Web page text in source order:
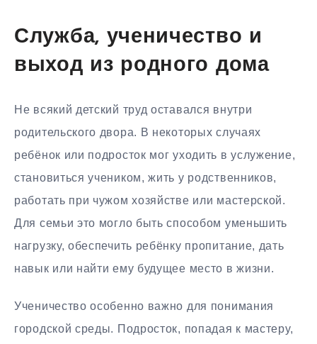
Служба, ученичество и
выход из родного дома
Не всякий детский труд оставался внутри
родительского двора. В некоторых случаях
ребёнок или подросток мог уходить в услужение,
становиться учеником, жить у родственников,
работать при чужом хозяйстве или мастерской.
Для семьи это могло быть способом уменьшить
нагрузку, обеспечить ребёнку пропитание, дать
навык или найти ему будущее место в жизни.
Ученичество особенно важно для понимания
городской среды. Подросток, попадая к мастеру,